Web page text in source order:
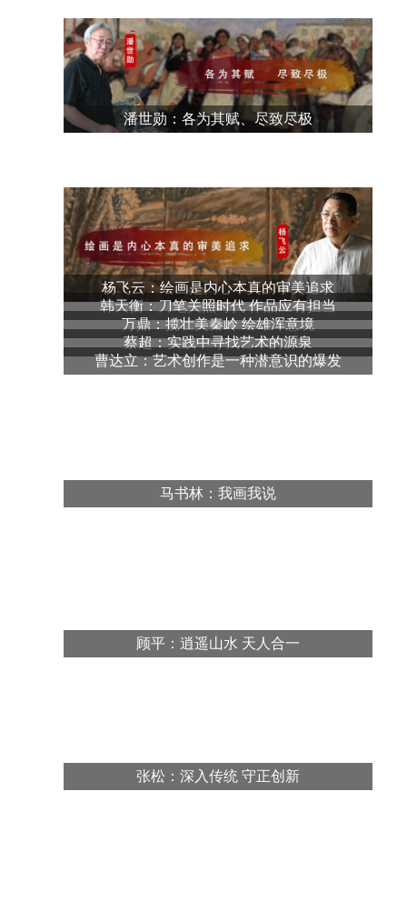
潘世勋：各为其赋、尽致尽极
杨飞云：绘画是内心本真的审美追求
韩天衡：刀笔关照时代 作品应有担当
万鼎：揽壮美秦岭 绘雄浑意境
蔡超：实践中寻找艺术的源泉
曹达立：艺术创作是一种潜意识的爆发
马书林：我画我说
顾平：逍遥山水 天人合一
张松：深入传统 守正创新